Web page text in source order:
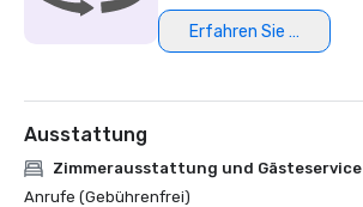
Erfahren Sie mehr
Ausstattung
Zimmerausstattung und Gästeservice
Anrufe (Gebührenfrei)